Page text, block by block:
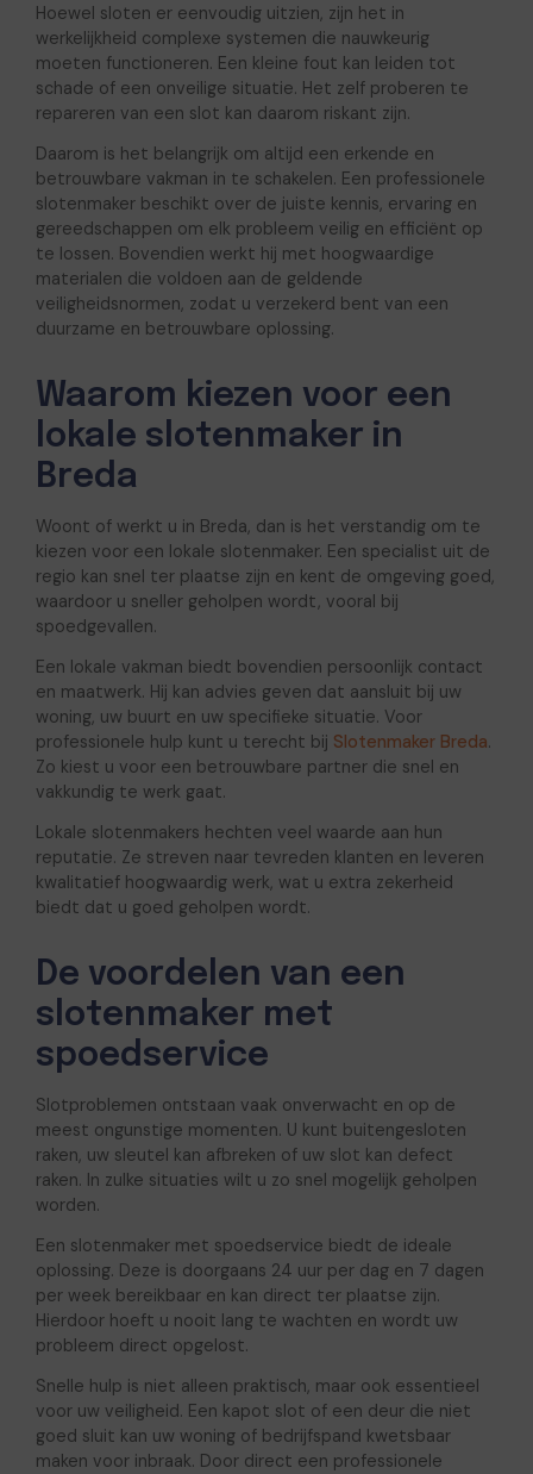
Hoewel sloten er eenvoudig uitzien, zijn het in
werkelijkheid complexe systemen die nauwkeurig
moeten functioneren. Een kleine fout kan leiden tot
schade of een onveilige situatie. Het zelf proberen te
repareren van een slot kan daarom riskant zijn.
Daarom is het belangrijk om altijd een erkende en
betrouwbare vakman in te schakelen. Een professionele
slotenmaker beschikt over de juiste kennis, ervaring en
gereedschappen om elk probleem veilig en efficiënt op
te lossen. Bovendien werkt hij met hoogwaardige
materialen die voldoen aan de geldende
veiligheidsnormen, zodat u verzekerd bent van een
duurzame en betrouwbare oplossing.
Waarom kiezen voor een
lokale slotenmaker in
Breda
Woont of werkt u in Breda, dan is het verstandig om te
kiezen voor een lokale slotenmaker. Een specialist uit de
regio kan snel ter plaatse zijn en kent de omgeving goed,
waardoor u sneller geholpen wordt, vooral bij
spoedgevallen.
Een lokale vakman biedt bovendien persoonlijk contact
en maatwerk. Hij kan advies geven dat aansluit bij uw
woning, uw buurt en uw specifieke situatie. Voor
professionele hulp kunt u terecht bij Slotenmaker Breda.
Zo kiest u voor een betrouwbare partner die snel en
vakkundig te werk gaat.
Lokale slotenmakers hechten veel waarde aan hun
reputatie. Ze streven naar tevreden klanten en leveren
kwalitatief hoogwaardig werk, wat u extra zekerheid
biedt dat u goed geholpen wordt.
De voordelen van een
slotenmaker met
spoedservice
Slotproblemen ontstaan vaak onverwacht en op de
meest ongunstige momenten. U kunt buitengesloten
raken, uw sleutel kan afbreken of uw slot kan defect
raken. In zulke situaties wilt u zo snel mogelijk geholpen
worden.
Een slotenmaker met spoedservice biedt de ideale
oplossing. Deze is doorgaans 24 uur per dag en 7 dagen
per week bereikbaar en kan direct ter plaatse zijn.
Hierdoor hoeft u nooit lang te wachten en wordt uw
probleem direct opgelost.
Snelle hulp is niet alleen praktisch, maar ook essentieel
voor uw veiligheid. Een kapot slot of een deur die niet
goed sluit kan uw woning of bedrijfspand kwetsbaar
maken voor inbraak. Door direct een professionele